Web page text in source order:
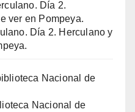
Día 2. Herculano y
Nacional de